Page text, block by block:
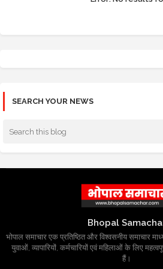
SEARCH YOUR NEWS
Bhopal
भोपाल समाचार एक प्रतिष्ठित और विश्वसनीय समाचार
युवाओं, व्यापारियों, कर्मचारियों एवं महिलाओं के लिए
हैं।